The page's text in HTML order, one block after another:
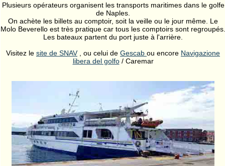
Plusieurs opérateurs organisent les transports maritimes dans le golfe
de Naples.
On achète les billets au comptoir, soit la veille ou le jour même. Le
Molo Beverello est très pratique car tous les comptoirs sont regroupés.
Les bateaux partent du port juste à l'arrière.
Visitez le site de SNAV, ou celui de Gescab ou encore Navigazione
libera del golfo/ Caremar